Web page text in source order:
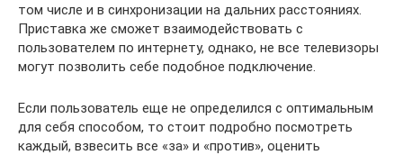
том числе и в синхронизации на дальних расстояниях.
Приставка же сможет взаимодействовать с
пользователем по интернету, однако, не все телевизоры
могут позволить себе подобное подключение.
Если пользователь еще не определился с оптимальным
для себя способом, то стоит подробно посмотреть
каждый, взвесить все «за» и «против», оценить